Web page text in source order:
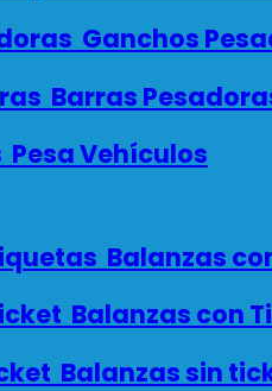
Ganchos
Barras
Pesa Vehículos
Balanzas
Balanzas con
Balanzas sin